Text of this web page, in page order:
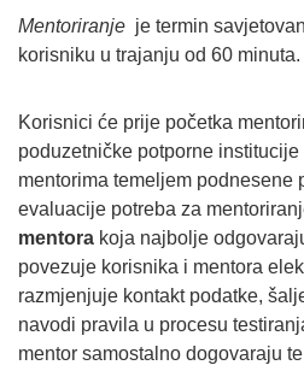
Mentoriranje je termin
korisniku u trajanju od 60 minuta.
Korisnici će prije početka
poduzetničke potporne
mentorima temeljem podnesene
evaluacije potreba za
mentora koja najbolje
povezuje korisnika i mentora
razmjenjuje kontakt podatke,
navodi pravila u procesu
mentor samostalno dogovaraju